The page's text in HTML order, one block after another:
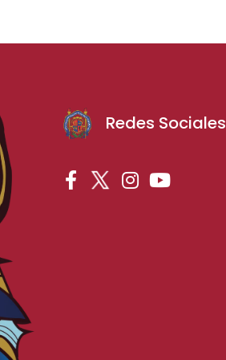
Redes Sociales